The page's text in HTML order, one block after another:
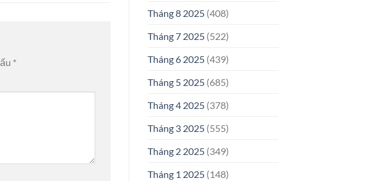
*
Tháng 8 2025(408)
Tháng 7 2025(522)
Tháng 6 2025(439)
Tháng 5 2025(685)
Tháng 4 2025(378)
Tháng 3 2025(555)
Tháng 2 2025(349)
Tháng 1 2025(148)